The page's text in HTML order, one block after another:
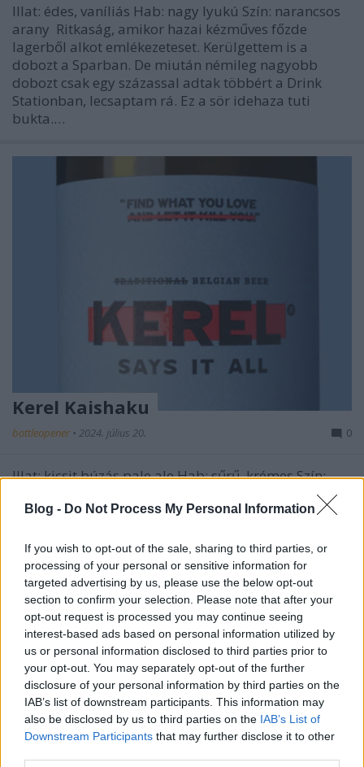
Blog - Do Not Process My Personal Information
If you wish to opt-out of the sale, sharing to third parties, or
processing of your personal or sensitive information for
targeted advertising by us, please use the below opt-out
section to confirm your selection. Please note that after your
opt-out request is processed you may continue seeing
interest-based ads based on personal information utilized by
us or personal information disclosed to third parties prior to
your opt-out. You may separately opt-out of the further
disclosure of your personal information by third parties on the
IAB’s list of downstream participants. This information may
also be disclosed by us to third parties on the IAB’s List of
Downstream Participants that may further disclose it to other
Illat: édes, vaníliás Hab: nagy lyukú Szín: narancsos
arany Ritkaság, amikor hazai kézműves főzde
lagerből alkot emlékezeteset. Kerülgettem is a
dobozt a Sparban. De miután némileg nagyobb
dobozt csak egy százassal adtak többért a Drink
Stationban, lecsaptam rá. Ez a sör idehaza tuti
bukta.…
Kerel Kaishaku
bottleopener • 2024. július 20. 0
Illat: kicsit búzás pale ale Hab: sűrű, krémes Szín:
kockamedúza. Alkoholos ugyan az íze, de nem
fehér grapefruitosan-citromosan savanykás, kicsit
édeskés íz mellett az a csavar, hogy ha nem is IPÁ-
san,…